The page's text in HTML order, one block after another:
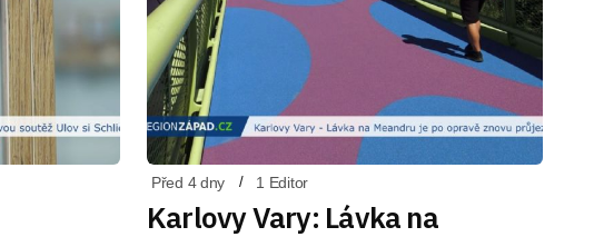
Před 4 dny 1 Editor
Karlovy Vary: Lávka na